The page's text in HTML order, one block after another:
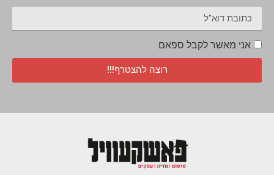
אני מאשר לקבל ספאם
רוצה להצטרף!!!